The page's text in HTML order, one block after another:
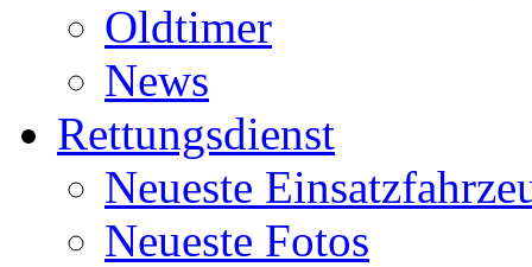
Oldtimer
News
Rettungsdienst
Neueste
Neueste Fotos